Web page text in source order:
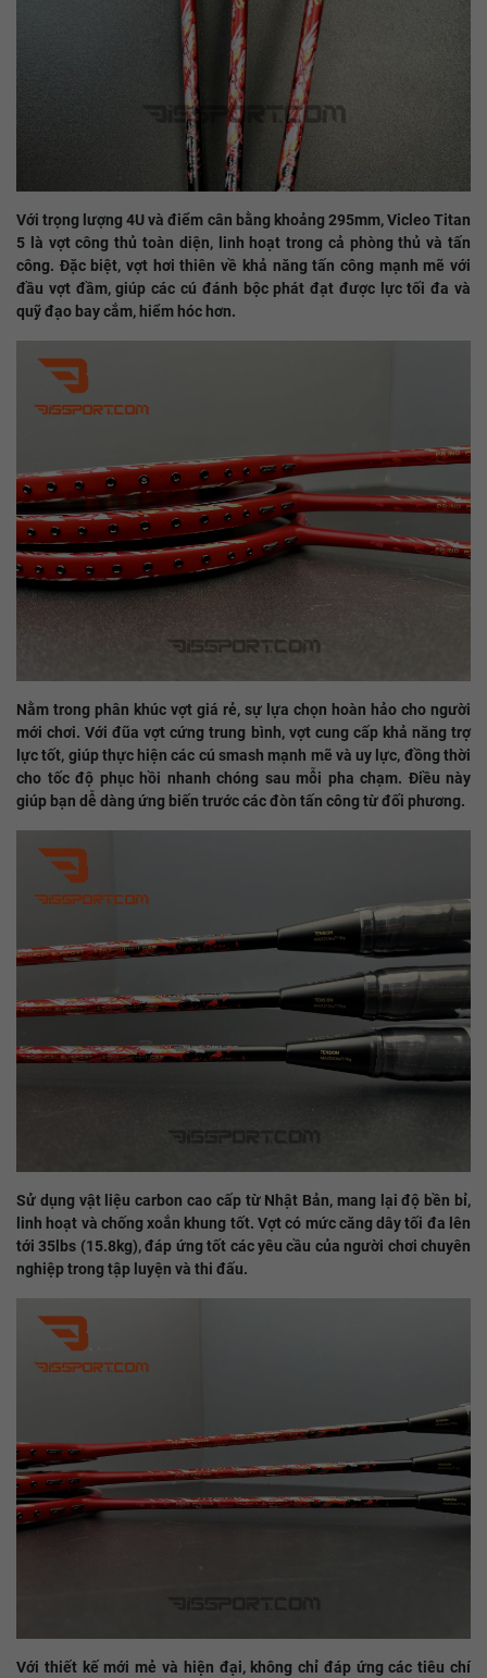
Với trọng lượng 4U và điểm cân bằng khoảng 295mm, Vicleo Titan
5 là vợt công thủ toàn diện, linh hoạt trong cả phòng thủ và tấn
công. Đặc biệt, vợt hơi thiên về khả năng tấn công mạnh mẽ với
đầu vợt đầm, giúp các cú đánh bộc phát đạt được lực tối đa và
quỹ đạo bay cắm, hiểm hóc hơn.
Nằm trong phân khúc vợt giá rẻ, sự lựa chọn hoàn hảo cho người
mới chơi. Với đũa vợt cứng trung bình, vợt cung cấp khả năng trợ
lực tốt, giúp thực hiện các cú smash mạnh mẽ và uy lực, đồng thời
cho tốc độ phục hồi nhanh chóng sau mỗi pha chạm. Điều này
giúp bạn dễ dàng ứng biến trước các đòn tấn công từ đối phương.
Sử dụng vật liệu carbon cao cấp từ Nhật Bản, mang lại độ bền bỉ,
linh hoạt và chống xoắn khung tốt. Vợt có mức căng dây tối đa lên
tới 35lbs (15.8kg), đáp ứng tốt các yêu cầu của người chơi chuyên
nghiệp trong tập luyện và thi đấu.
Với thiết kế mới mẻ và hiện đại, không chỉ đáp ứng các tiêu chí